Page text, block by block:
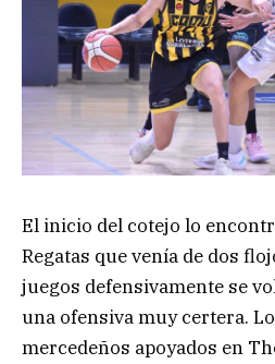
El inicio del cotejo lo
Regatas que venía de dos
juegos defensivamente se
una ofensiva muy certera.
mercedeños apoyados en